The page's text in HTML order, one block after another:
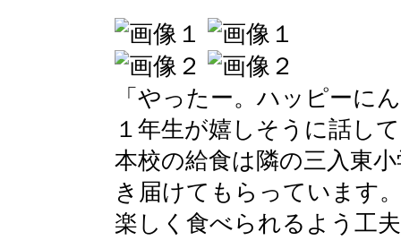
「やったー。ハッピーに
１年生が嬉しそうに話し
本校の給食は隣の三入東
き届けてもらっています
楽しく食べられるよう工